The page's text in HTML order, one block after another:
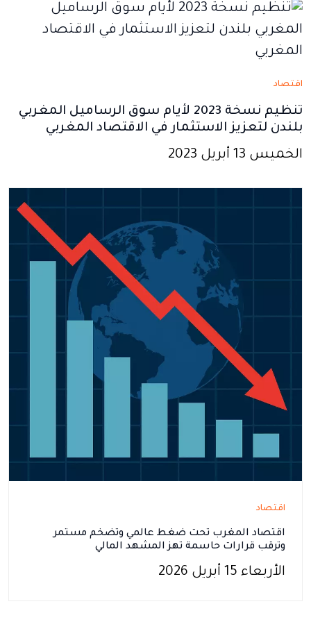
جديدةجديدة جديدةجديدة
اقتصاد
تنظيم نسخة 2023 لأيام سوق الرساميل المغربي
بلندن لتعزيز الاستثمار في الاقتصاد المغربي
الخميس 13 أبريل 2023
اقتصاد
اقتصاد المغرب تحت ضغط عالمي وتضخم مستمر
وترقب قرارات حاسمة تهز المشهد المالي
الأربعاء 15 أبريل 2026